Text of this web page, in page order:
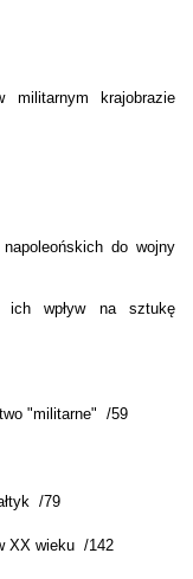
krajobrazie
do wojny
ich wpływ na sztukę
"militarne" /59
/79
XX wieku /142